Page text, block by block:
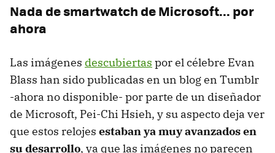
Nada de smartwatch de Microsoft... por
ahora
Las imágenes descubiertas por el célebre Evan
Blass han sido publicadas en un blog en Tumblr
-ahora no disponible- por parte de un diseñador
de Microsoft, Pei-Chi Hsieh, y su aspecto deja ver
que estos relojes estaban ya muy avanzados en
su desarrollo, ya que las imágenes no parecen